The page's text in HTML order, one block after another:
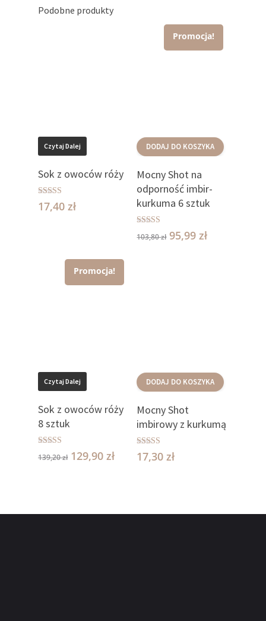
Podobne produkty
Czytaj Dalej
Sok z owoców róży
Oceniono
5.00
17,40 zł
Promocja!
DODAJ DO KOSZYKA
Mocny Shot na
odporność imbir-
kurkuma 6 sztuk
4.96
103,80zł 95,99zł
Promocja!
Czytaj Dalej
Sok z owoców róży
8 sztuk
5.00
139,20zł 129,90 zł
DODAJ DO KOSZYKA
Mocny Shot
imbirowy z kurkumą
Oceniono
5.00
17,30zł